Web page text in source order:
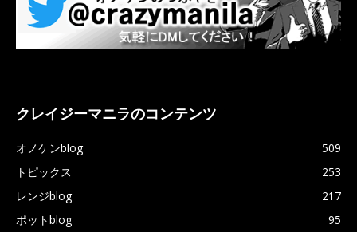
クレイジーマニラのコンテンツ
オノケンblog
509
トピックス
253
レンジblog
217
ポットblog
95